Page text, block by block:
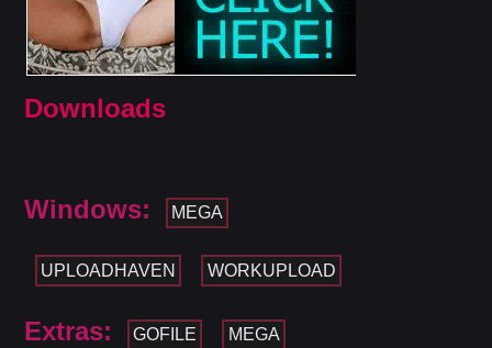
Downloads
Windows: MEGA
UPLOADHAVEN WORKUPLOAD
Extras: GOFILE MEGA